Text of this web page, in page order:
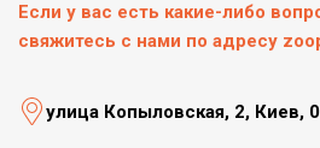
Если у вас есть какие-либо
свяжитесь с нами по адресу
улица Копыловская, 2, Киев,